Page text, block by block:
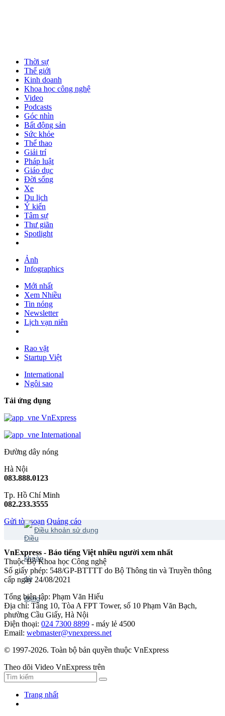
Thời sự
Thế giới
Kinh doanh
Khoa học công nghệ
Video
Podcasts
Góc nhìn
Bất động sản
Sức khỏe
Thể thao
Giải trí
Pháp luật
Giáo dục
Đời sống
Xe
Du lịch
Ý kiến
Tâm sự
Thư giãn
Spotlight
Ảnh
Infographics
Mới nhất
Xem Nhiều
Tin nóng
Newsletter
Lịch vạn niên
Rao vặt
Startup Việt
International
Ngôi sao
Tải ứng dụng
VnExpress
International
Đường dây nóng
Hà Nội
083.888.0123
Tp. Hồ Chí Minh
082.233.3555
Gửi tòa soạn Quảng cáo
Điều khoản sử dụng
VnExpress - Báo tiếng Việt nhiều người xem nhất
Thuộc Bộ Khoa học Công nghệ
Số giấy phép: 548/GP-BTTTT do Bộ Thông tin và Truyền thông
cấp ngày 24/08/2021
Tổng biên tập: Phạm Văn Hiếu
Địa chỉ: Tầng 10, Tòa A FPT Tower, số 10 Phạm Văn Bạch,
phường Cầu Giấy, Hà Nội
Điện thoại: 024 7300 8899 - máy lẻ 4500
Email: webmaster@vnexpress.net
© 1997-2026. Toàn bộ bản quyền thuộc VnExpress
Theo dõi Video VnExpress trên
Trang nhất